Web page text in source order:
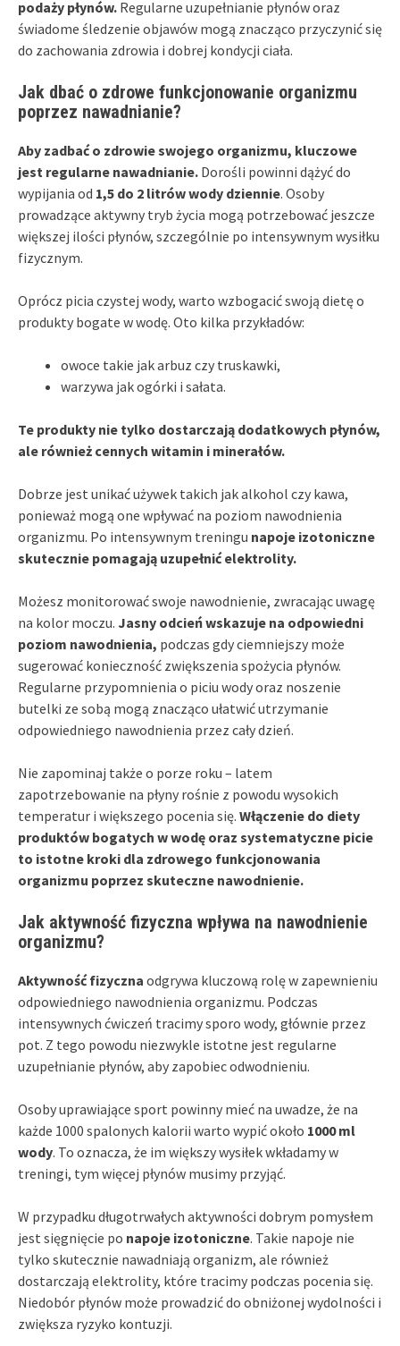
podaży płynów. Regularne uzupełnianie płynów oraz
świadome śledzenie objawów mogą znacząco przyczynić się
do zachowania zdrowia i dobrej kondycji ciała.
Jak dbać o zdrowe funkcjonowanie organizmu
poprzez nawadnianie?
Aby zadbać o zdrowie swojego organizmu, kluczowe
jest regularne nawadnianie. Dorośli powinni dążyć do
wypijania od 1,5 do 2 litrów wody dziennie. Osoby
prowadzące aktywny tryb życia mogą potrzebować jeszcze
większej ilości płynów, szczególnie po intensywnym wysiłku
fizycznym.
Oprócz picia czystej wody, warto wzbogacić swoją dietę o
produkty bogate w wodę. Oto kilka przykładów:
owoce takie jak arbuz czy truskawki,
warzywa jak ogórki i sałata.
Te produkty nie tylko dostarczają dodatkowych płynów,
ale również cennych witamin i minerałów.
Dobrze jest unikać używek takich jak alkohol czy kawa,
ponieważ mogą one wpływać na poziom nawodnienia
organizmu. Po intensywnym treningu napoje izotoniczne
skutecznie pomagają uzupełnić elektrolity.
Możesz monitorować swoje nawodnienie, zwracając uwagę
na kolor moczu. Jasny odcień wskazuje na odpowiedni
poziom nawodnienia, podczas gdy ciemniejszy może
sugerować konieczność zwiększenia spożycia płynów.
Regularne przypomnienia o piciu wody oraz noszenie
butelki ze sobą mogą znacząco ułatwić utrzymanie
odpowiedniego nawodnienia przez cały dzień.
Nie zapominaj także o porze roku – latem
zapotrzebowanie na płyny rośnie z powodu wysokich
temperatur i większego pocenia się. Włączenie do diety
produktów bogatych w wodę oraz systematyczne picie
to istotne kroki dla zdrowego funkcjonowania
organizmu poprzez skuteczne nawodnienie.
Jak aktywność fizyczna wpływa na nawodnienie
organizmu?
Aktywność fizyczna odgrywa kluczową rolę w zapewnieniu
odpowiedniego nawodnienia organizmu. Podczas
intensywnych ćwiczeń tracimy sporo wody, głównie przez
pot. Z tego powodu niezwykle istotne jest regularne
uzupełnianie płynów, aby zapobiec odwodnieniu.
Osoby uprawiające sport powinny mieć na uwadze, że na
każde 1000 spalonych kalorii warto wypić około 1000 ml
wody. To oznacza, że im większy wysiłek wkładamy w
treningi, tym więcej płynów musimy przyjąć.
W przypadku długotrwałych aktywności dobrym pomysłem
jest sięgnięcie po napoje izotoniczne. Takie napoje nie
tylko skutecznie nawadniają organizm, ale również
dostarczają elektrolity, które tracimy podczas pocenia się.
Niedobór płynów może prowadzić do obniżonej wydolności i
zwiększa ryzyko kontuzji.